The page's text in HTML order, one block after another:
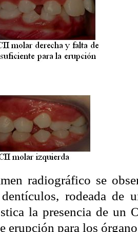
radiográfico se
rodeada de
la presencia de un
erupción para los